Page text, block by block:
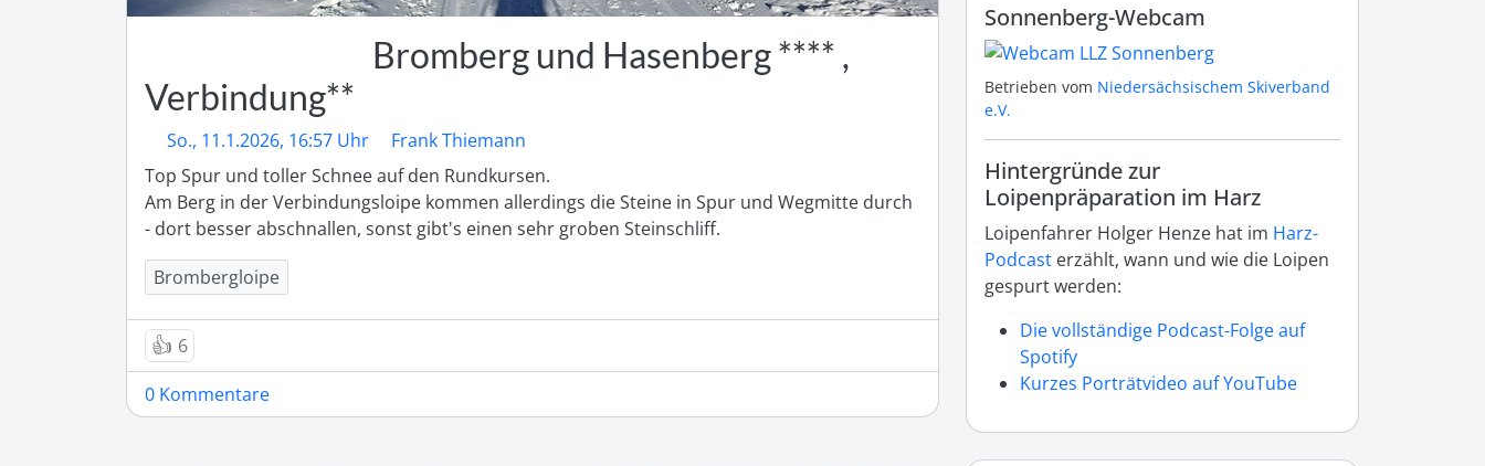
Bromberg und Hasenberg **** ,
Verbindung**
So., 11.1.2026, 16:57 Uhr
Frank Thiemann
Top Spur und toller Schnee auf den Rundkursen.
Am Berg in der Verbindungsloipe kommen allerdings die Steine in Spur und Wegmitte durch
- dort besser abschnallen, sonst gibt's einen sehr groben Steinschliff.
Brombergloipe
👍 6
0 Kommentare
Sonnenberg-Webcam
Betrieben vom Niedersächsischem Skiverband
e.V.
Hintergründe zur
Loipenpräparation im Harz
Loipenfahrer Holger Henze hat im Harz-
Podcast erzählt, wann und wie die Loipen
gespurt werden:
Die vollständige Podcast-Folge auf
Spotify
Kurzes Porträtvideo auf YouTube